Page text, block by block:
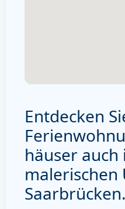
Entdecken
häuser auch
malerischen
Saarbrücken.